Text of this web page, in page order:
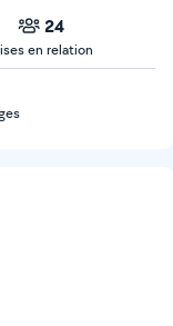
24
en relation